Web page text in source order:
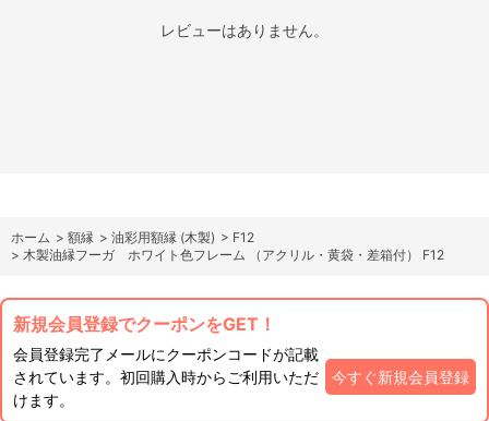
レビューはありません。
ホーム > 額縁 > 油彩用額縁 (木製) > F12
> 木製油縁フーガ ホワイト色フレーム （アクリル・黄袋・差箱付） F12
新規会員登録でクーポンをGET！
会員登録完了メールにクーポンコードが記載
されています。初回購入時からご利用いただ
けます。
今すぐ新規会員登録